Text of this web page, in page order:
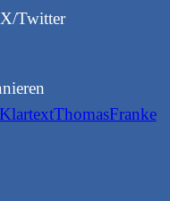
Twitter